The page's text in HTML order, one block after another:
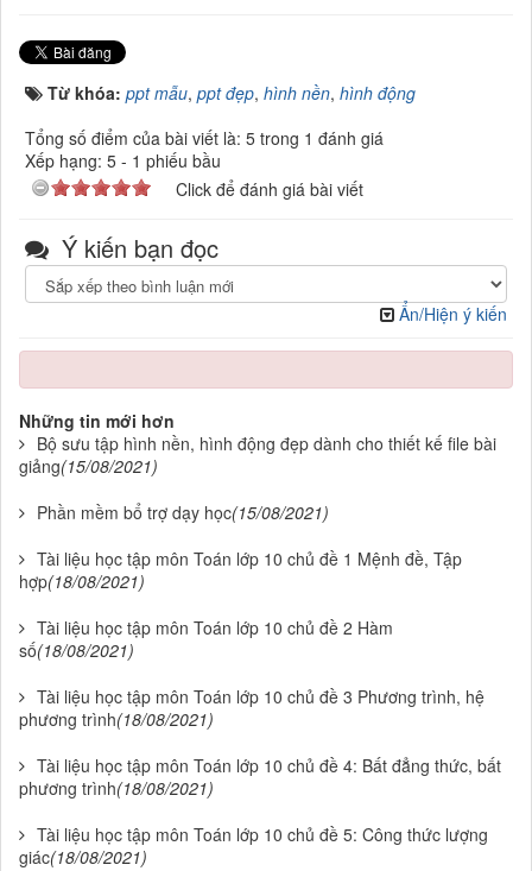
Từ khóa: ppt mẫu, ppt đẹp, hình nền, hình động
Tổng số điểm của bài viết là: 5 trong 1 đánh giá
Xếp hạng: 5 - 1 phiếu bầu
Click để đánh giá bài viết
Ý kiến bạn đọc
Ẩn/Hiện ý kiến
Những tin mới hơn
Bộ sưu tập hình nền, hình động đẹp dành cho thiết kế file bài
giảng(15/08/2021)
Phần mềm bổ trợ dạy học(15/08/2021)
Tài liệu học tập môn Toán lớp 10 chủ đề 1 Mệnh đề, Tập
hợp(18/08/2021)
Tài liệu học tập môn Toán lớp 10 chủ đề 2 Hàm
số(18/08/2021)
Tài liệu học tập môn Toán lớp 10 chủ đề 3 Phương trình, hệ
phương trình(18/08/2021)
Tài liệu học tập môn Toán lớp 10 chủ đề 4: Bất đẳng thức, bất
phương trình(18/08/2021)
Tài liệu học tập môn Toán lớp 10 chủ đề 5: Công thức lượng
giác(18/08/2021)